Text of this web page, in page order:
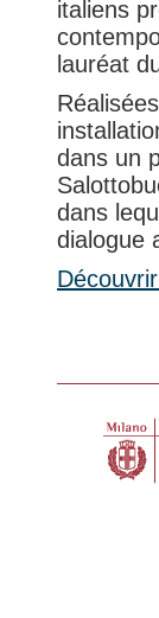
italiens
lauréat
dans un
dans
dialogue